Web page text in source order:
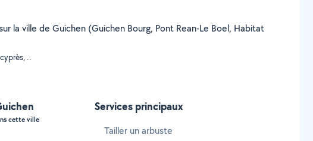
la ville de Guichen (Guichen Bourg, Pont Rean-Le Boel, Habitat
..
cette ville
Services principaux
Tailler un arbuste